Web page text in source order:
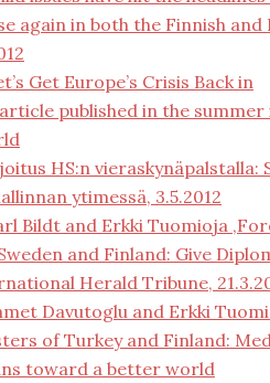
again in both the Finnish and
Get Europe’s Crisis Back in
published in the summer
HS:n vieraskynäpalstalla:
ytimessä, 3.5.2012
Bildt and Erkki Tuomioja
and Finland: Give
Herald Tribune,
Davutoglu and Erkki
of Turkey and Finland:
toward a better world